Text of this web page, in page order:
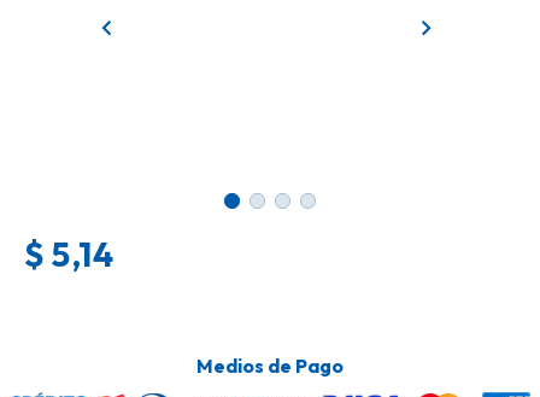
$5,14
Medios de Pago